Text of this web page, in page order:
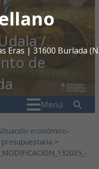
Eras | 31600 Burlada
/
de
Menú
económico-
>